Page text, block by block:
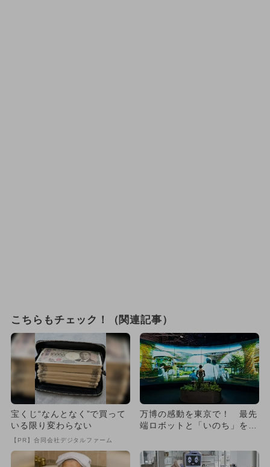
こちらもチェック！（関連記事）
宝くじ“なんとなく”で買って
いる限り変わらない
【PR】合同会社デジタルファーム
万博の感動を東京で！ 最先
端ロボットと「いのち」を考